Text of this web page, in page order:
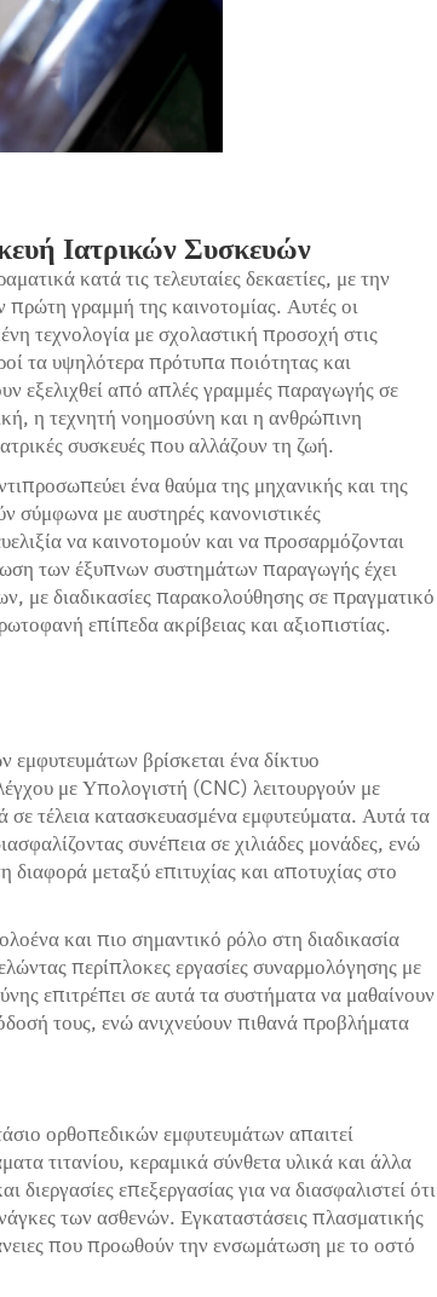
Ιατρικών Συσκευών
κατά τις τελευταίες δεκαετίες, με την
πρώτη γραμμή της καινοτομίας. Αυτές οι
τεχνολογία με σχολαστική προσοχή στις
τα υψηλότερα πρότυπα ποιότητας και
εξελιχθεί από απλές γραμμές παραγωγής σε
η τεχνητή νοημοσύνη και η ανθρώπινη
συσκευές που αλλάζουν τη ζωή.
ένα θαύμα της μηχανικής και της
σύμφωνα με αυστηρές κανονιστικές
να καινοτομούν και να προσαρμόζονται
των έξυπνων συστημάτων παραγωγής έχει
με διαδικασίες παρακολούθησης σε πραγματικό
επίπεδα ακρίβειας και αξιοπιστίας.
βρίσκεται ένα δίκτυο
με Υπολογιστή (CNC) λειτουργούν με
τέλεια κατασκευασμένα εμφυτεύματα. Αυτά τα
συνέπεια σε χιλιάδες μονάδες, ενώ
μεταξύ επιτυχίας και αποτυχίας στο
και πιο σημαντικό ρόλο στη διαδικασία
περίπλοκες εργασίες συναρμολόγησης με
επιτρέπει σε αυτά τα συστήματα να μαθαίνουν
τους, ενώ ανιχνεύουν πιθανά προβλήματα
ορθοπεδικών εμφυτευμάτων απαιτεί
τιτανίου, κεραμικά σύνθετα υλικά και άλλα
επεξεργασίας για να διασφαλιστεί ότι
των ασθενών. Εγκαταστάσεις πλασματικής
που προωθούν την ενσωμάτωση με το οστό